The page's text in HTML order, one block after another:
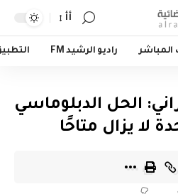
أأ
المباشر راديو الرشيد FM
الحل الدبلوماسي
لا يزال متاحًا